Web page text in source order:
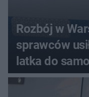
Rozbój w
sprawców
latka do